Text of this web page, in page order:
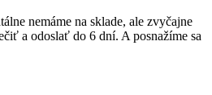
nemáme na sklade, ale zvyčajne
a odoslať do 6 dní. A posnažíme sa